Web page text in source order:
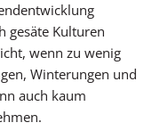
gesäte Kulturen
wenn zu wenig
Winterungen und
auch kaum